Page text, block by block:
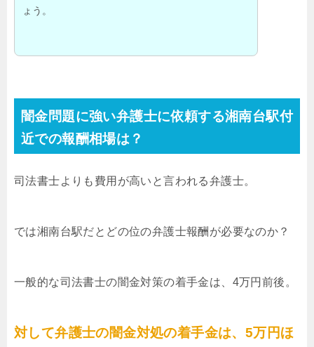
ょう。
闇金問題に強い弁護士に依頼する湘南台駅付
近での報酬相場は？
司法書士よりも費用が高いと言われる弁護士。
では湘南台駅だとどの位の弁護士報酬が必要なのか？
一般的な司法書士の闇金対策の着手金は、4万円前後。
対して弁護士の闇金対処の着手金は、5万円ほ